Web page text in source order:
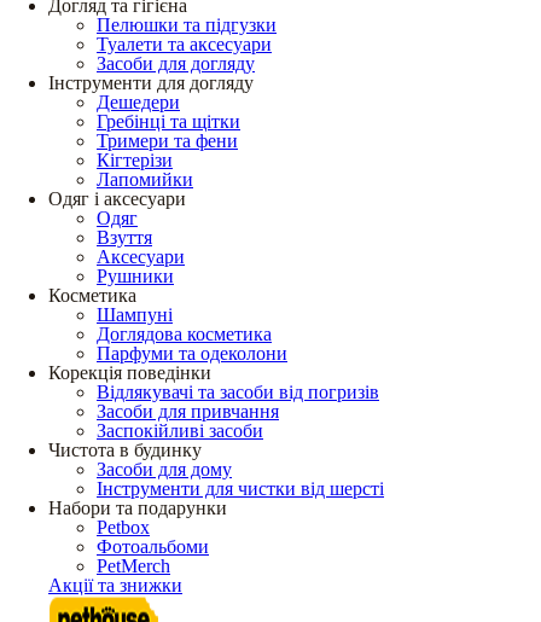
Догляд та гігієна
Пелюшки та підгузки
Туалети та аксесуари
Засоби для догляду
Інструменти для догляду
Дешедери
Гребінці та щітки
Тримери та фени
Кігтерізи
Лапомийки
Одяг і аксесуари
Одяг
Взуття
Аксесуари
Рушники
Косметика
Шампуні
Доглядова косметика
Парфуми та одеколони
Корекція поведінки
Відлякувачі та засоби від погризів
Засоби для привчання
Заспокійливі засоби
Чистота в будинку
Засоби для дому
Інструменти для чистки від шерсті
Набори та подарунки
Petbox
Фотоальбоми
PetMerch
Акції та знижки